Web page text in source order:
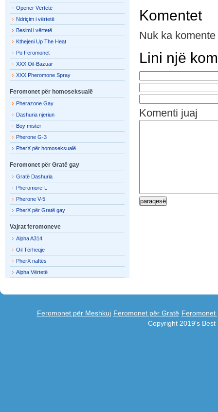
Komentet
Nuk ka
Lini një
Komenti juaj
Opener Vërtetë
Ndriçim i vërtetë
Besimi i vërtetë
Kthejeni Up The Heat
Po Feromonet
XXX Oil-Bazuar
XXX Pheromone Spray
Feromonet për homoseksualë
Pherazone Gay
Dashuria njeriun
Boy mister
Pherone G-3
PherX për homoseksualë
Feromonet për Gratë gay
Gratë Dashuria
Pheromore-L
Pherone V-5
PherX për Gratë gay
Vajrat feromoneve
Alpha A314
Oil Tërheqje
PherX naftës
Alpha Vërtetë
Feromonet për Meshkuj Feromonet për Gratë Feromonet
Copyright 2019's Best